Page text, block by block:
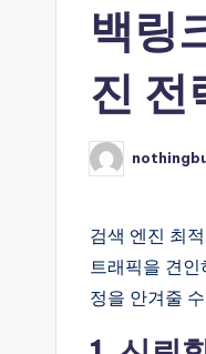
백링
진 전
Posted
by
검색 엔진 최
트래픽을 견
정을 안겨줄